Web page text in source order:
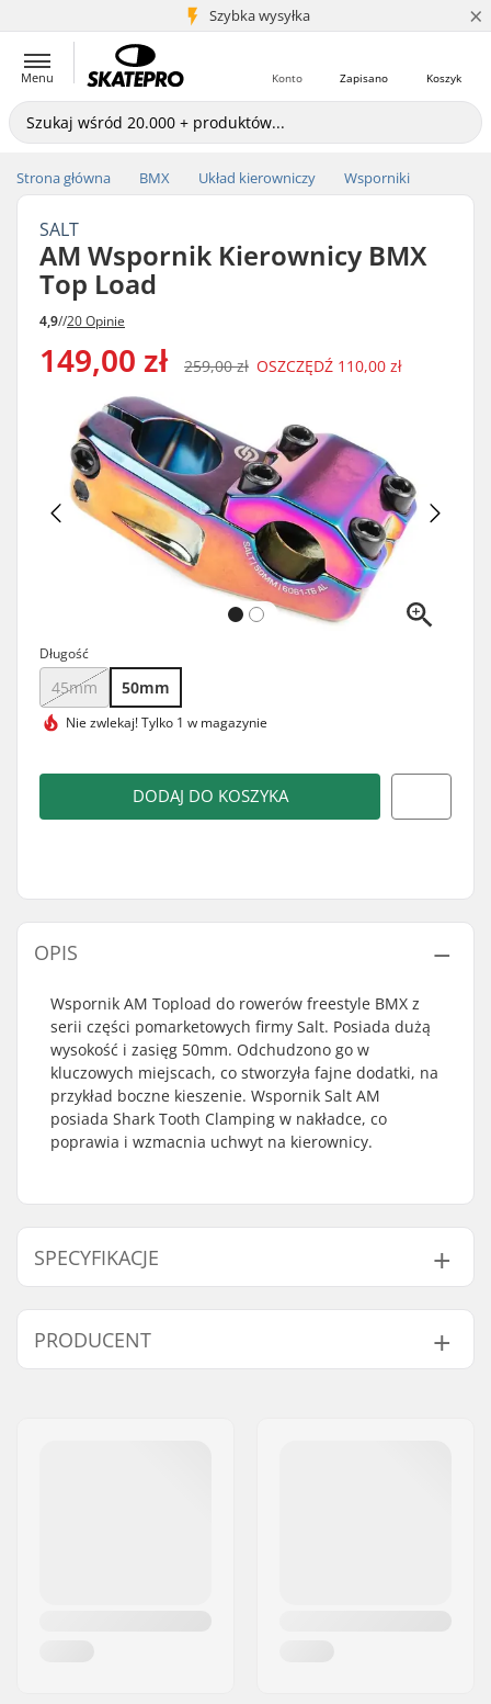
Szybka wysyłka
5+ mln klientów ×
Menu Koszyk
Zapisano
Konto
Strona główna BMX Układ kierowniczy Wsporniki
SALT
AM Wspornik Kierownicy BMX
Top Load
4,9//20 Opinie
149,00 zł 259,00 zł OSZCZĘDŹ 110,00 zł
Długość
45mm 50mm
Nie zwlekaj!Tylko 1 w magazynie
DODAJ DO KOSZYKA
OPIS
Wspornik AM Topload do rowerów freestyle BMX z
serii części pomarketowych firmy Salt. Posiada dużą
wysokość i zasięg 50mm. Odchudzono go w
kluczowych miejscach, co stworzyła fajne dodatki, na
przykład boczne kieszenie. Wspornik Salt AM
posiada Shark Tooth Clamping w nakładce, co
poprawia i wzmacnia uchwyt na kierownicy.
SPECYFIKACJE
Typ
wspornika/Długość:
50mm
Wysokość trzonu:
33mm
PRODUCENT